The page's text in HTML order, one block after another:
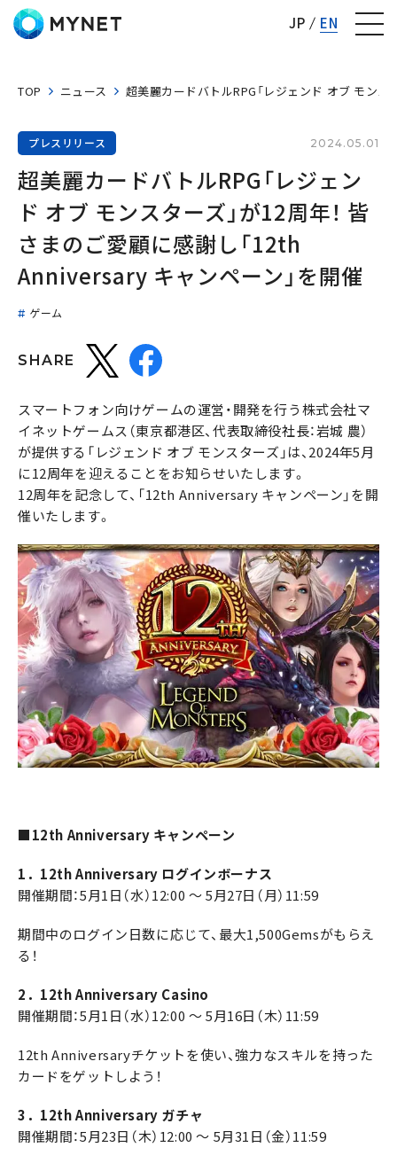
JP EN
TOP ニュース 超美麗カードバトルRPG「レジェンド オブ モン
プレスリリース 2024.05.01
超美麗カードバトルRPG「レジェン
ド オブ モンスターズ」が12周年！ 皆
さまのご愛顧に感謝し「12th
Anniversary キャンペーン」を開催
ゲーム
SHARE
スマートフォン向けゲームの運営・開発を行う株式会社マ
イネットゲームス（東京都港区、代表取締役社長：岩城 農）
が提供する「レジェンド オブ モンスターズ」は、2024年5月
に12周年を迎えることをお知らせいたします。
12周年を記念して、「12th Anniversary キャンペーン」を開
催いたします。
■12th Anniversary キャンペーン
1．12th Anniversary ログインボーナス
開催期間：5月1日（水）12:00 ～ 5月27日（月）11:59
期間中のログイン日数に応じて、最大1,500Gemsがもらえ
る！
2．12th Anniversary Casino
開催期間：5月1日（水）12:00 ～ 5月16日（木）11:59
12th Anniversaryチケットを使い、強力なスキルを持った
カードをゲットしよう！
3．12th Anniversary ガチャ
開催期間：5月23日（木）12:00 ～ 5月31日（金）11:59